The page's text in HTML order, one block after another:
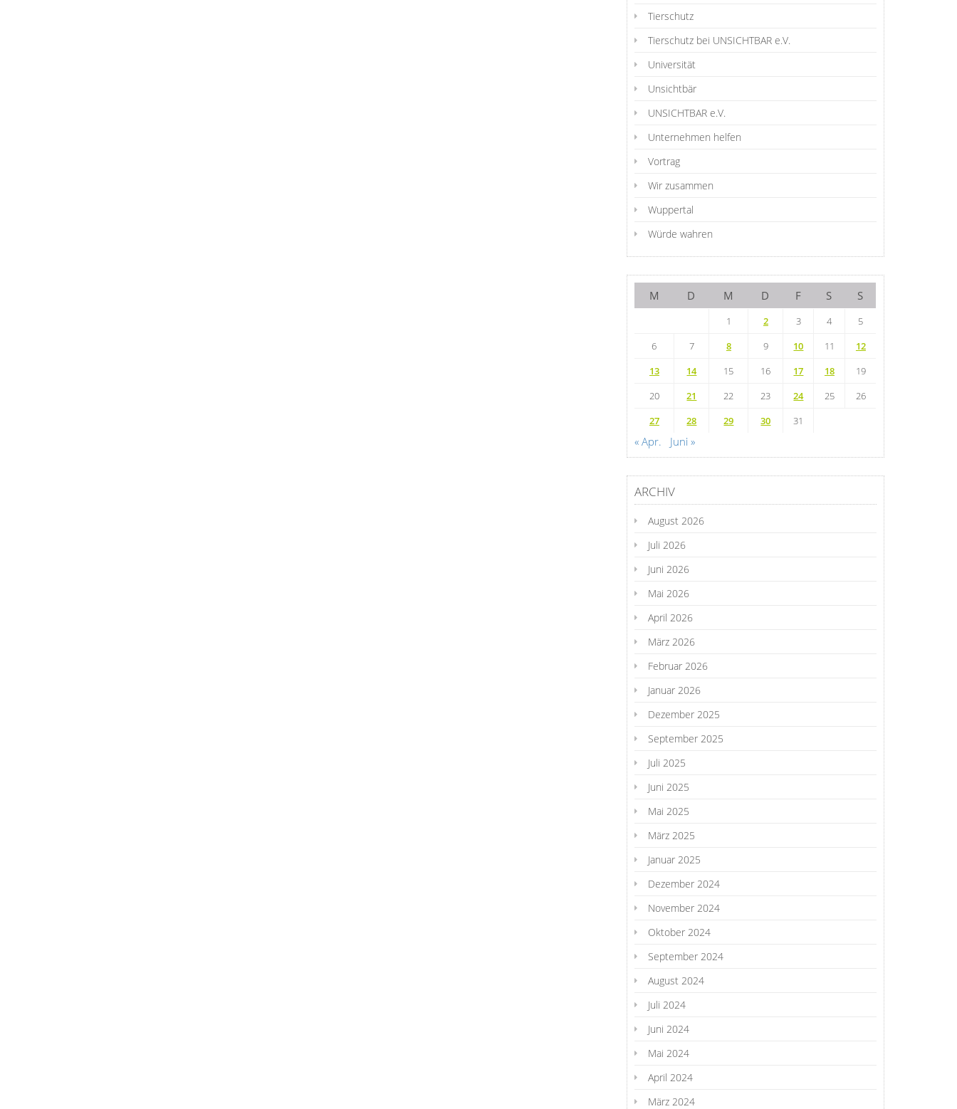
Tierschutz
Tierschutz bei UNSICHTBAR e.V.
Universität
Unsichtbär
UNSICHTBAR e.V.
Unternehmen helfen
Vortrag
Wir zusammen
Wuppertal
Würde wahren
M D M D F S S
1 2 3 4
5
6
7 8 9 10 11
12
13
14 15 16 17 18
19
20
21 22 23 24 25
26
27
28 29 30 31
« Apr. Juni »
ARCHIV
August 2026
Juli 2026
Juni 2026
Mai 2026
April 2026
März 2026
Februar 2026
Januar 2026
Dezember 2025
September 2025
Juli 2025
Juni 2025
Mai 2025
März 2025
Januar 2025
Dezember 2024
November 2024
Oktober 2024
September 2024
August 2024
Juli 2024
Juni 2024
Mai 2024
April 2024
März 2024